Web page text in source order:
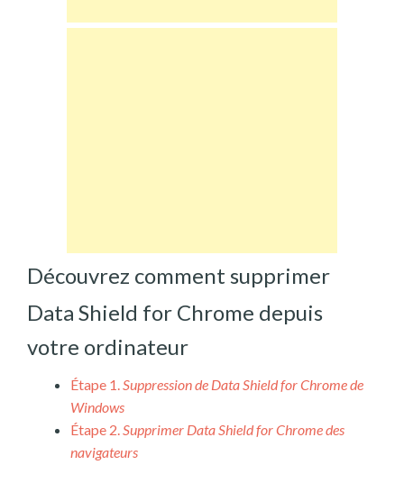
Découvrez comment supprimer
Data Shield for Chrome depuis
votre ordinateur
Étape 1.Suppression de Data Shield for Chrome de
Windows
Étape 2.Supprimer Data Shield for Chrome des
navigateurs